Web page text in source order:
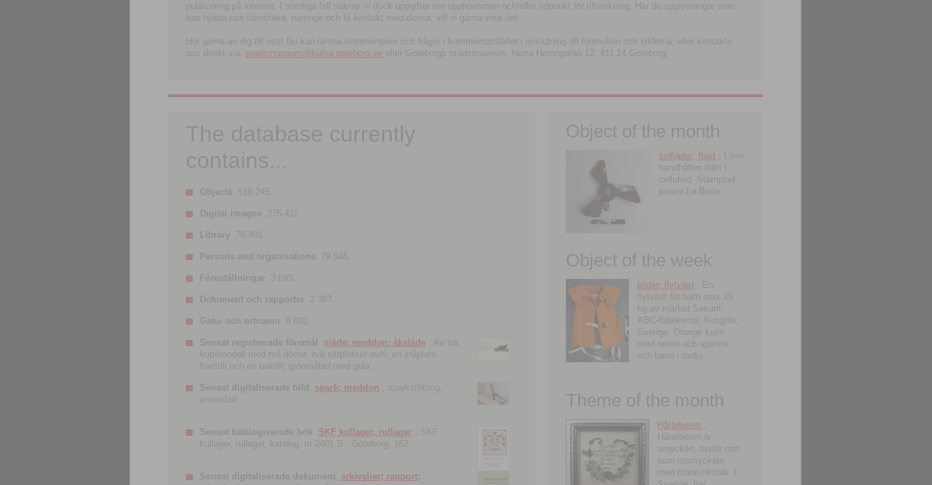
publicering på internet. I somliga fall saknar vi dock uppgifter om upphovsman och/eller tidpunkt för tillverkning. Har du upplysningar som
kan hjälpa oss identifiera, namnge och få kontakt med dessa, vill vi gärna veta det.
Hör gärna av dig till oss! Du kan lämna kommentarer och frågor i kommentarsfältet i anslutning till föremålen och bilderna, eller kontakta
oss direkt via: stadsmuseum@kultur.goteborg.se eller Göteborgs stadsmuseum, Norra Hamngatan 12, 411 14 Göteborg.
The database currently
contains...
Objects 516 245.
Digital images 275 411.
Library 76 491.
Persons and organisations 79 545.
Föreställningar 3 693.
Dokument och rapporter 2 387.
Gatu- och ortnamn 8 031.
Senast registrerade föremål släde; meddon; åksläde ; Av trä;
kupémodell med två dörrar; två sittplatser inuti; en ståplats
framtill och en baktill; grönmålad med gula ...
Senast digitaliserade bild spark; meddon ; sparkstötting,
enmedad
Senast katalogiserade bok SKF kullager, rullager ; SKF
kullager, rullager, katalog. nr 2401 S.- Göteborg, 162
Senast digitaliserade dokument arkivalier; rapport;
Object of the month
solfjäder; fläkt ; Liten
handhållen fläkt i
celluloid. Stämplad
patent La Brise.
Object of the week
bilder; flytväst ; En
flytväst för barn max 15
kg av märket Sekurit,
ABC-fabrikerna, Kungälv,
Sverige. Orange kulör
med snöre och spänne
och band i midja.
Theme of the month
Hårarbeten
Hårarbeten är
smycken, tavlor mm
som utsmyckats
med människohår. I